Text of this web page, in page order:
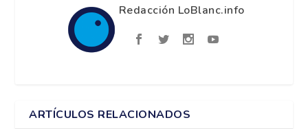
Redacción LoBlanc.info
ARTÍCULOS RELACIONADOS